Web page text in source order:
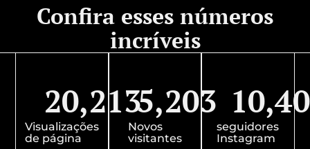
Confira esses números
incríveis
Visualizações
de página
20,213
Novos
visitantes
5,203
seguidores
Instagram